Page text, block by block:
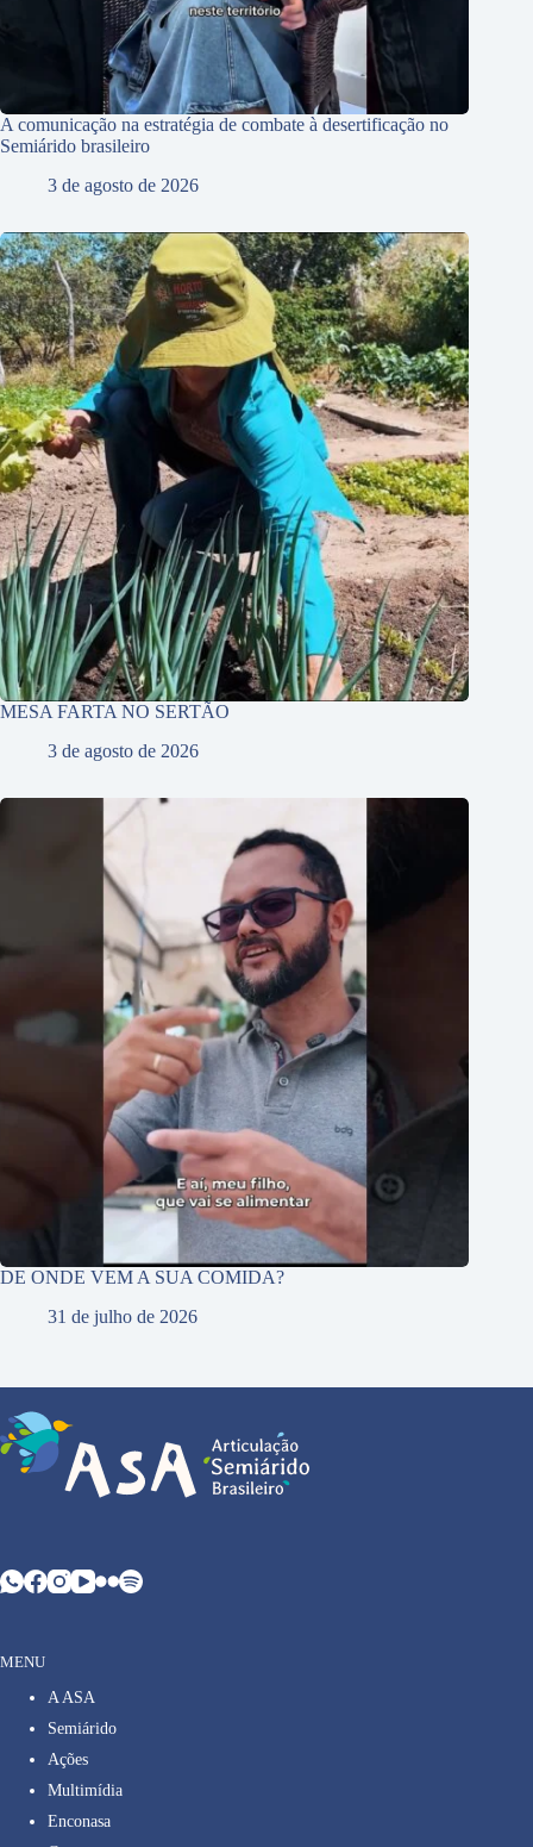
A comunicação na estratégia de combate à desertificação no
Semiárido brasileiro
3 de agosto de 2026
MESA FARTA NO SERTÃO
3 de agosto de 2026
DE ONDE VEM A SUA COMIDA?
31 de julho de 2026
MENU
A ASA
Semiárido
Ações
Multimídia
Enconasa